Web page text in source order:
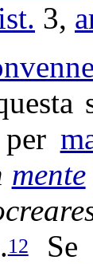
3,
per
mente
12Se